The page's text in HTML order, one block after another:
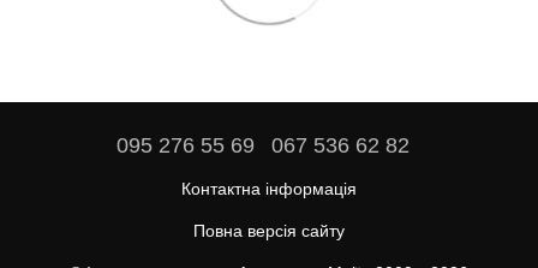
095 276 55 69 067 536 62 82
Контактна інформація
Повна версія сайту